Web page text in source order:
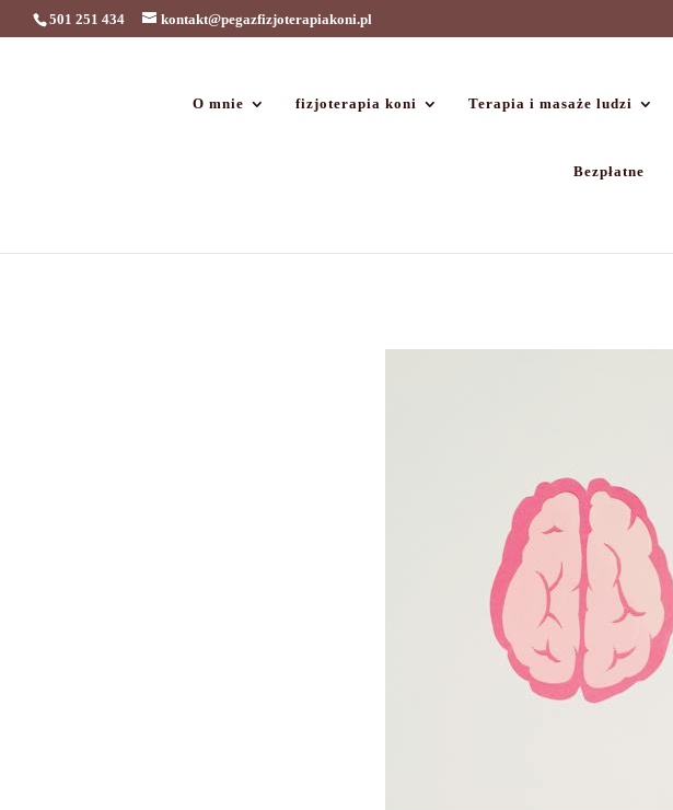
501 251 434 kontakt@pegazfizjoterapiakoni.pl
O mnie fizjoterapia koni Terapia i masaże ludzi
Bezpłatne